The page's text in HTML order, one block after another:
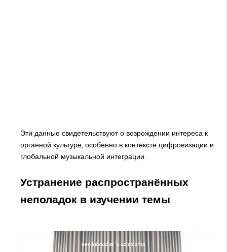
Эти данные свидетельствуют о возрождении интереса к
органной культуре, особенно в контексте цифровизации и
глобальной музыкальной интеграции.
Устранение распространённых
неполадок в изучении темы